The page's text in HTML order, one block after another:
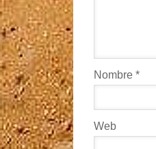
Nombre *
Web